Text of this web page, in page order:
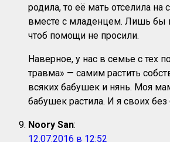
родила, то её мать отселила
вместе с младенцем. Лишь бы
чтоб помощи не просили.
Наверное, у нас в семье с тех
травма» — самим растить
всяких бабушек и нянь. Моя
бабушек растила. И я своих без
Noory San:
12.07.2016 в 12:52